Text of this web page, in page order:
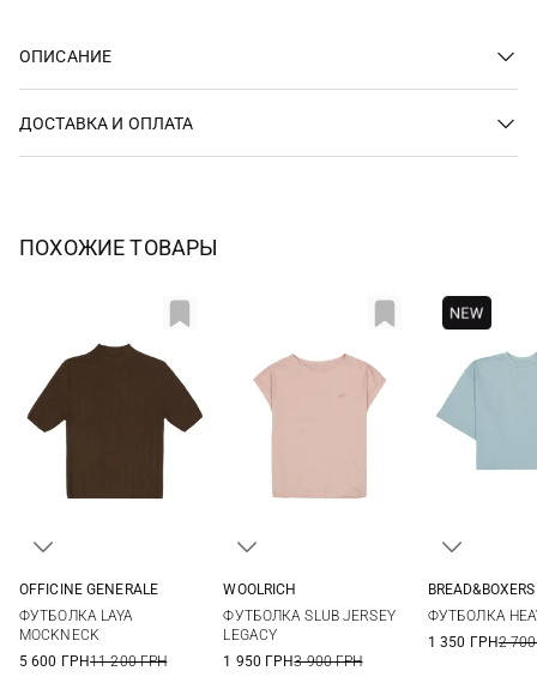
ОПИСАНИЕ
ДОСТАВКА И ОПЛАТА
ПОХОЖИЕ ТОВАРЫ
OFFICINE GENERALE
ФУТБОЛКА LAYA
MOCKNECK
5 600 ГРН11 200 ГРН
WOOLRICH
ФУТБОЛКА SLUB JERSEY
LEGACY
1 950 ГРН3 900 ГРН
BREAD&BOXERS
ФУТБОЛКА
1 350 ГРН2